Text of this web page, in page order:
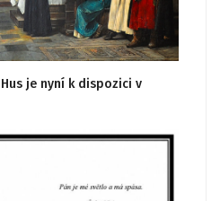
je nyní k dispozici v